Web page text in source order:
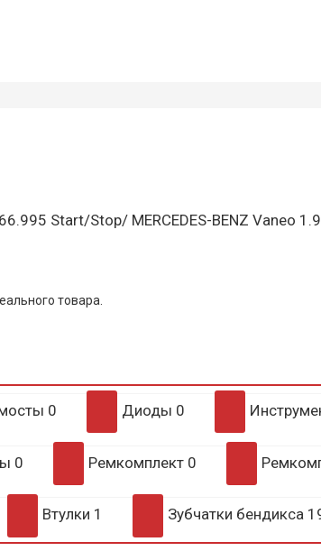
Start/Stop/ MERCEDES-BENZ Vaneo
товара.
0 Диоды 0
0 Ремкомплект 0
Втулки 1 Зубчатки бендикса